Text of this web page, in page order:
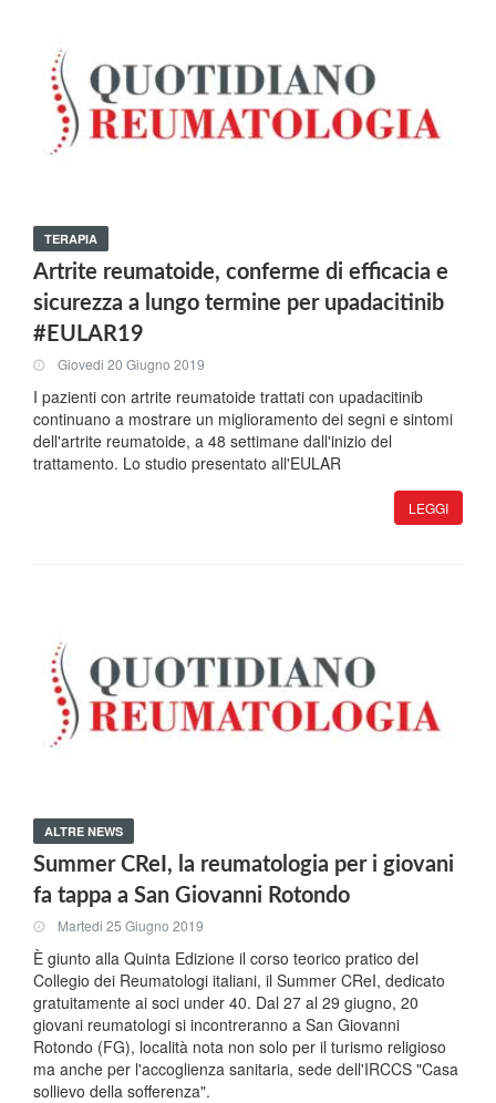
TERAPIA
Artrite reumatoide, conferme di efficacia e
sicurezza a lungo termine per upadacitinib
#EULAR19
Giovedi 20 Giugno 2019
I pazienti con artrite reumatoide trattati con upadacitinib
continuano a mostrare un miglioramento dei segni e sintomi
dell'artrite reumatoide, a 48 settimane dall'inizio del
trattamento. Lo studio presentato all'EULAR
LEGGI
ALTRE NEWS
Summer CReI, la reumatologia per i giovani
fa tappa a San Giovanni Rotondo
Martedi 25 Giugno 2019
È giunto alla Quinta Edizione il corso teorico pratico del
Collegio dei Reumatologi italiani, il Summer CReI, dedicato
gratuitamente ai soci under 40. Dal 27 al 29 giugno, 20
giovani reumatologi si incontreranno a San Giovanni
Rotondo (FG), località nota non solo per il turismo religioso
ma anche per l'accoglienza sanitaria, sede dell'IRCCS "Casa
sollievo della sofferenza".